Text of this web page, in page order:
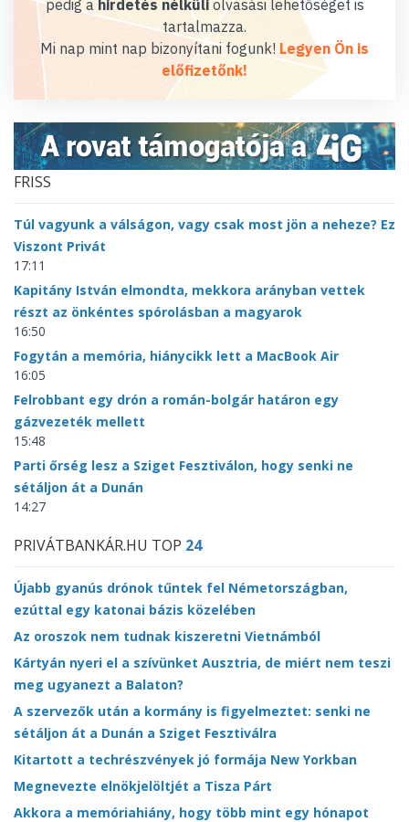
pedig a hirdetés nélküliolvasási lehetőséget is
tartalmazza.
Mi nap mint nap bizonyítani fogunk! Legyen Ön is
előfizetőnk!
FRISS
Túl vagyunk a válságon, vagy csak most jön a neheze? Ez
Viszont Privát
17:11
Kapitány István elmondta, mekkora arányban vettek
részt az önkéntes spórolásban a magyarok
16:50
Fogytán a memória, hiánycikk lett a MacBook Air
16:05
Felrobbant egy drón a román-bolgár határon egy
gázvezeték mellett
15:48
Parti őrség lesz a Sziget Fesztiválon, hogy senki ne
sétáljon át a Dunán
14:27
PRIVÁTBANKÁR.HU TOP 24
Újabb gyanús drónok tűntek fel Németországban,
ezúttal egy katonai bázis közelében
Az oroszok nem tudnak kiszeretni Vietnámból
Kártyán nyeri el a szívünket Ausztria, de miért nem teszi
meg ugyanezt a Balaton?
A szervezők után a kormány is figyelmeztet: senki ne
sétáljon át a Dunán a Sziget Fesztiválra
Kitartott a techrészvények jó formája New Yorkban
Megnevezte elnökjelöltjét a Tisza Párt
Akkora a memóriahiány, hogy több mint egy hónapot